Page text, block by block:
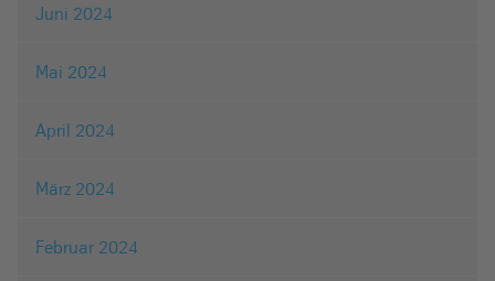
Juni 2024
Mai 2024
April 2024
März 2024
Februar 2024